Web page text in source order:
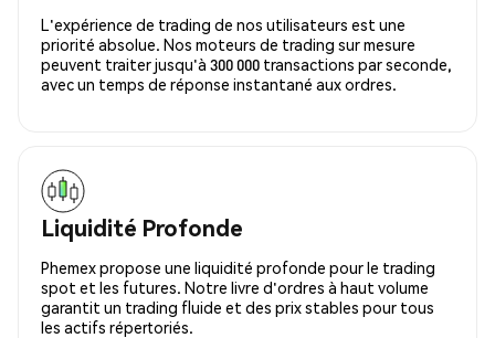
L'expérience de trading de nos utilisateurs est une
priorité absolue. Nos moteurs de trading sur mesure
peuvent traiter jusqu'à 300 000 transactions par seconde,
avec un temps de réponse instantané aux ordres.
Liquidité Profonde
Phemex propose une liquidité profonde pour le trading
spot et les futures. Notre livre d'ordres à haut volume
garantit un trading fluide et des prix stables pour tous
les actifs répertoriés.